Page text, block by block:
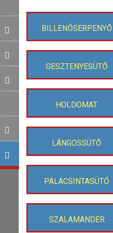
BILLENŐSERPENYŐ
GESZTENYESÜTŐ
HOLDOMAT
LÁNGOSSÜTŐ
PALACSINTASÜTŐ
SZALAMANDER